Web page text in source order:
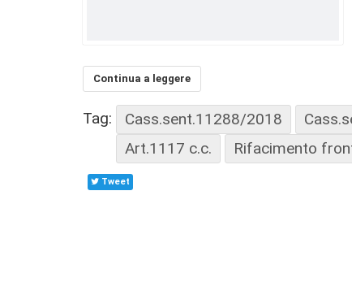
Continua a leggere
Tag: Cass.sent.11288/2018
Art.1117 c.c.
Rifacimento
Tweet